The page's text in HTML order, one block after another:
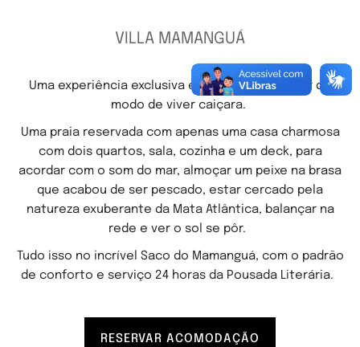
VILLA MAMANGUÁ
Uma experiência exclusiva e imersivano melhor do
modo de viver caiçara.
Uma praia reservada com apenas uma casa charmosa
com dois quartos, sala, cozinha e um deck, para
acordar com o som do mar, almoçar um peixe na brasa
que acabou de ser pescado, estar cercado pela
natureza exuberante da Mata Atlântica, balançar na
rede e ver o sol se pôr.
Tudo isso no incrível Saco do Mamanguá, com o padrão
de conforto e serviço 24 horas da Pousada Literária.
RESERVAR ACOMODAÇÃO